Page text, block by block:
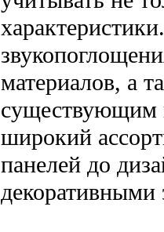
материалов, а
существующим
широкий
панелей до
декоративными